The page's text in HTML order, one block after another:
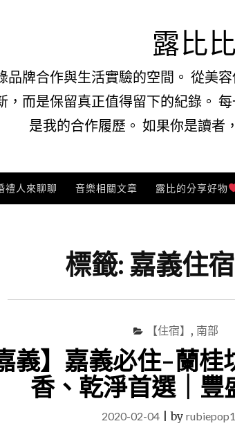
露比
品牌合作與生活實驗的空間。 從美
，而是保留真正值得留下的紀錄。
是我的合作履歷。 如果你是讀
禮人來聊聊 音樂相關文章 露比的分享好物
標籤: 嘉義住
【住宿】 , 南部
義】嘉義必住–蘭
香、乾淨首選｜豐
2020-02-04|by